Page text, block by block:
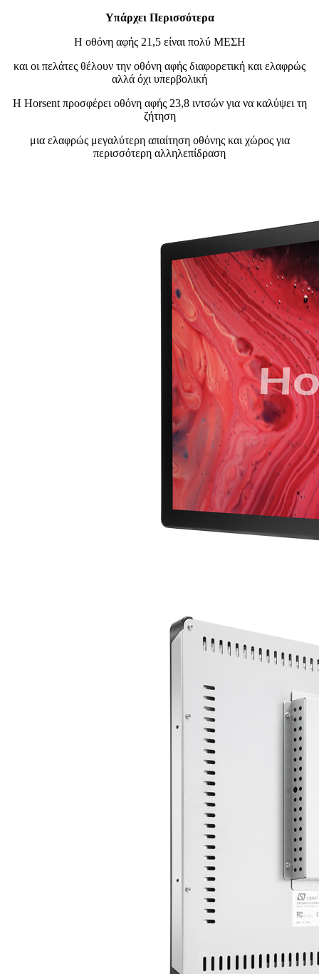
Υπάρχει Περισσότερα
Η οθόνη αφής 21,5 είναι πολύ ΜΕΣΗ
και οι πελάτες θέλουν την οθόνη αφής διαφορετική και ελαφρώς
αλλά όχι υπερβολική
Η Horsent προσφέρει οθόνη αφής 23,8 ιντσών για να καλύψει τη
ζήτηση
μια ελαφρώς μεγαλύτερη απαίτηση οθόνης και χώρος για
περισσότερη αλληλεπίδραση